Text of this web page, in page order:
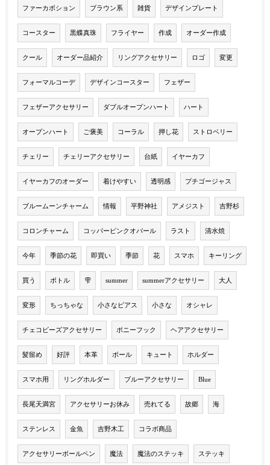
ファーカボション ブラウン系 雑貨 デザインプレート
コースター 黒蝶真珠 フライヤー 作成 オーダー作成
クール オーダー品紹介 リングアクセサリー ロゴ 変更
フォーマルコーデ デザインコースター フェザー
フェザーアクセサリー ダブルオープンハート ハート
オープンハート ご褒美 コーラル 押し花 ストロベリー
チェリー チェリーアクセサリー 台紙 イヤーカフ
イヤーカフのオーダー 着けやすい 透明感 プチゴージャス
ブルームーンチャーム 情報 平野神社 アメジスト 吉野杉
コロンチャーム コッパーピンクオパール ラスト 清水焼
今年 季節の花 即買い 季節 花 スマホ キーリング
買う ボトル 雫 summer summerアクセサリー 大人
変形 ちっちゃな 小さなピアス 小さな オシャレ
チェコビーズアクセサリー ポニーフック ヘアアクセサリー
髪留め 好評 本革 ボール キュート ホルダー
スマホ用 リングホルダー ブルーアクセサリー Blue
長尾天満宮 アクセサリーお休み 売れてる 故郷 海
ステンレス 金魚 吉野木工 コラボ商品
アクセサリーボールペン 魔法 魔法のステッキ ステッキ